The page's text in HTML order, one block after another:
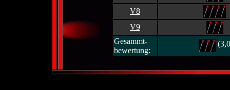
V8
V9
Gesammt-
bewertung: